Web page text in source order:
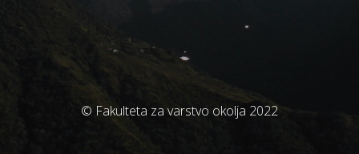
© Fakulteta za varstvo okolja 2022